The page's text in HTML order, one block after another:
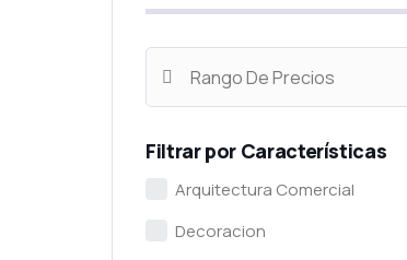
Filtrar por Características
Arquitectura Comercial
Decoracion